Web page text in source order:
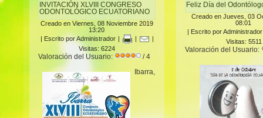
INVITACIÓN XLVIII CONGRESO
ODONTOLÓGICO ECUATORIANO
Creado en Viernes, 08 Noviembre 2019
13:20
| Escrito por Administrador | |
|
Visitas: 6224
Valoración del Usuario:
/ 4
Ibarra,
Feliz Día del
Creado en Jueves, 03
08:01
| Escrito por Administrador
Visitas: 5511
Valoración del Usuario: